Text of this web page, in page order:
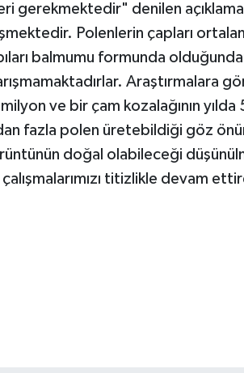
gerekmektedir" denilen
Polenlerin çapları
balmumu formunda
Araştırmalara
ve bir çam kozalağının
fazla polen üretebildiği göz
doğal olabileceği
çalışmalarımızı titizlikle devam